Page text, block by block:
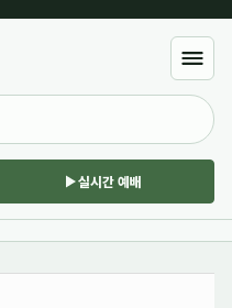
실시간 예배
치북5
북5